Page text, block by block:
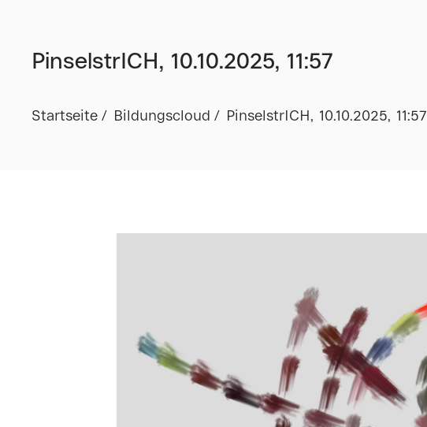
PinselstrICH, 10.10.2025, 11:57
Startseite Bildungscloud PinselstrICH, 10.10.2025, 11:57